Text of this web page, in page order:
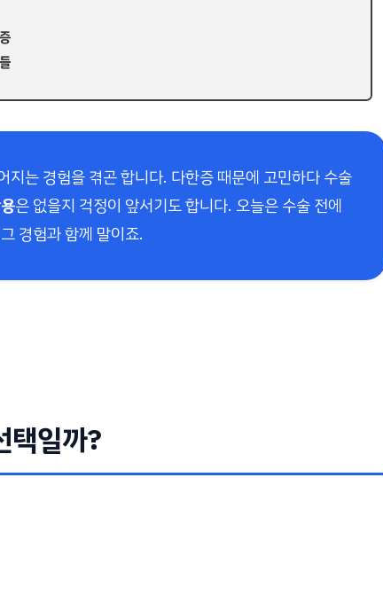
지는 경험을 겪곤 합니다. 다한증 때문에 고민하다 수술
은 없을지 걱정이 앞서기도 합니다. 오늘은 수술 전에
경험과 함께 말이죠.
택일까?